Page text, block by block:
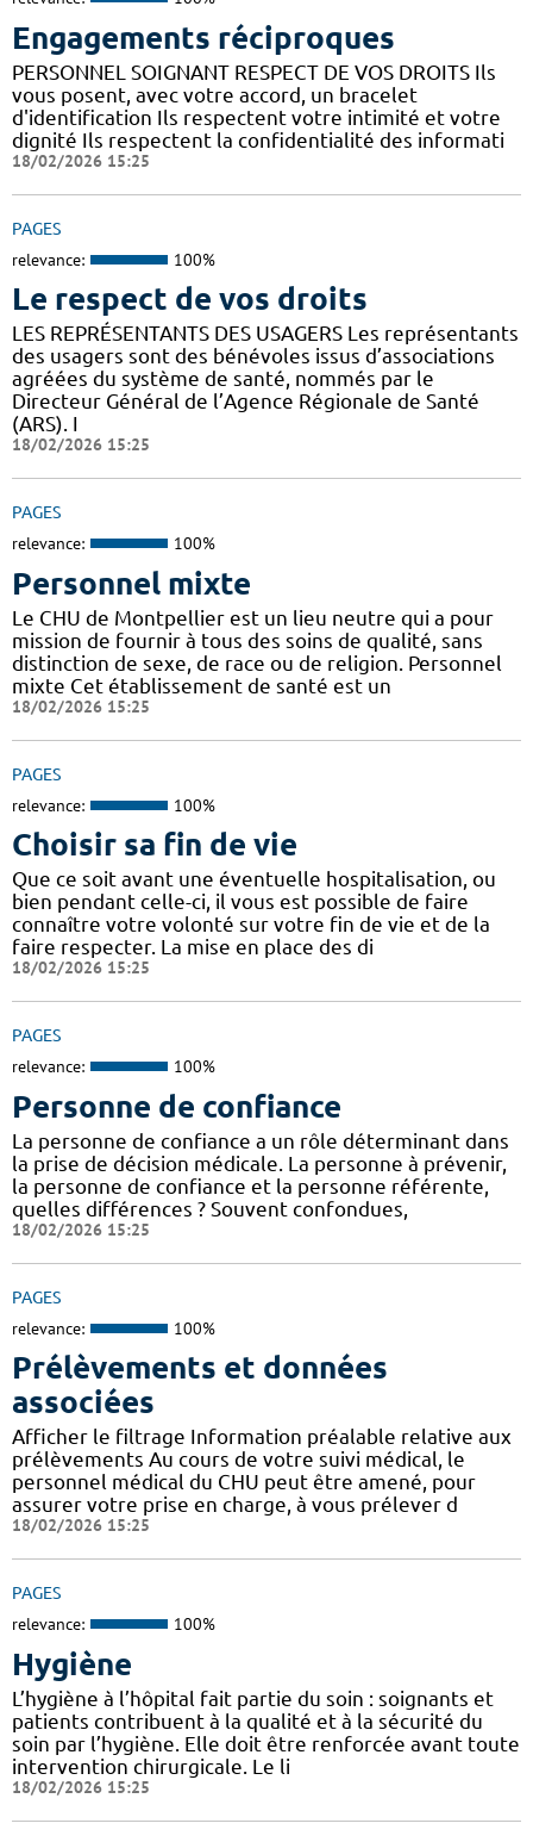
Engagements réciproques
PERSONNEL SOIGNANT RESPECT DE VOS DROITS Ils
vous posent, avec votre accord, un bracelet
d'identification Ils respectent votre intimité et votre
dignité Ils respectent la confidentialité des informati
18/02/2026 15:25
PAGES
relevance: 100%
Le respect de vos droits
LES REPRÉSENTANTS DES USAGERS Les représentants
des usagers sont des bénévoles issus d’associations
agréées du système de santé, nommés par le
Directeur Général de l’Agence Régionale de Santé
(ARS). I
18/02/2026 15:25
PAGES
relevance: 100%
Personnel mixte
Le CHU de Montpellier est un lieu neutre qui a pour
mission de fournir à tous des soins de qualité, sans
distinction de sexe, de race ou de religion. Personnel
mixte Cet établissement de santé est un
18/02/2026 15:25
PAGES
relevance: 100%
Choisir sa fin de vie
Que ce soit avant une éventuelle hospitalisation, ou
bien pendant celle-ci, il vous est possible de faire
connaître votre volonté sur votre fin de vie et de la
faire respecter. La mise en place des di
18/02/2026 15:25
PAGES
relevance: 100%
Personne de confiance
La personne de confiance a un rôle déterminant dans
la prise de décision médicale. La personne à prévenir,
la personne de confiance et la personne référente,
quelles différences ? Souvent confondues,
18/02/2026 15:25
PAGES
relevance: 100%
Prélèvements et données
associées
Afficher le filtrage Information préalable relative aux
prélèvements Au cours de votre suivi médical, le
personnel médical du CHU peut être amené, pour
assurer votre prise en charge, à vous prélever d
18/02/2026 15:25
PAGES
relevance: 100%
Hygiène
L’hygiène à l’hôpital fait partie du soin : soignants et
patients contribuent à la qualité et à la sécurité du
soin par l’hygiène. Elle doit être renforcée avant toute
intervention chirurgicale. Le li
18/02/2026 15:25